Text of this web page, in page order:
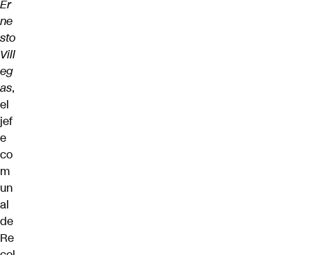
Er
ne
sto
Vill
eg
as,
el
jef
e
co
m
un
al
de
Re